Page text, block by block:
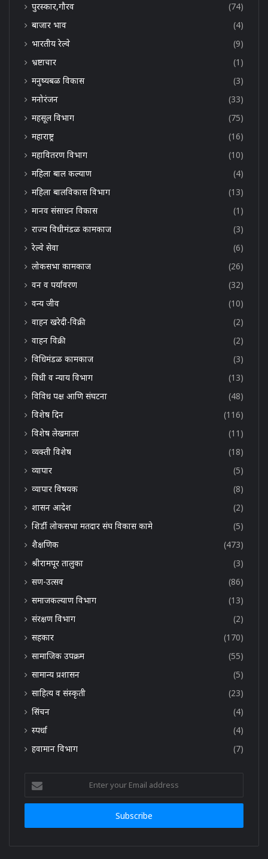
पुरस्कार,गौरव
(74)
बाजार भाव
(4)
भारतीय रेल्वे
(9)
भ्रष्टाचार
(1)
मनुष्यबळ विकास
(3)
मनोरंजन
(33)
महसूल विभाग
(75)
महाराष्ट्र
(16)
महावितरण विभाग
(10)
महिला बाल कल्याण
(4)
महिला बालविकास विभाग
(13)
मानव संसाधन विकास
(1)
राज्य विधीमंडळ कामकाज
(3)
रेल्वे सेवा
(6)
लोकसभा कामकाज
(26)
वन व पर्यावरण
(32)
वन्य जीव
(10)
वाहन खरेदी-विक्री
(2)
वाहन विक्री
(2)
विधिमंडळ कामकाज
(3)
विधी व न्याय विभाग
(13)
विविध पक्ष आणि संघटना
(48)
विशेष दिन
(116)
विशेष लेखमाला
(11)
व्यक्ती विशेष
(18)
व्यापार
(5)
व्यापार विषयक
(8)
शासन आदेश
(2)
शिर्डी लोकसभा मतदार संघ विकास कामे
(5)
शैक्षणिक
(473)
श्रीरामपूर तालुका
(3)
सण-उत्सव
(86)
समाजकल्याण विभाग
(13)
संरक्षण विभाग
(2)
सहकार
(170)
सामाजिक उपक्रम
(55)
सामान्य प्रशासन
(5)
साहित्य व संस्कृती
(23)
सिंचन
(4)
स्पर्धा
(4)
हवामान विभाग
(7)
your
Email